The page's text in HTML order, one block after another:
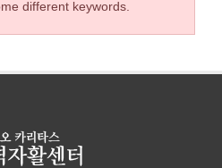
different keywords.